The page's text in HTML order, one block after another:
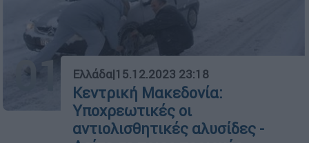
01 Ελλάδα|15.12.2023 23:18
Κεντρική Μακεδονία:
Υποχρεωτικές οι
αντιολισθητικές αλυσίδες -